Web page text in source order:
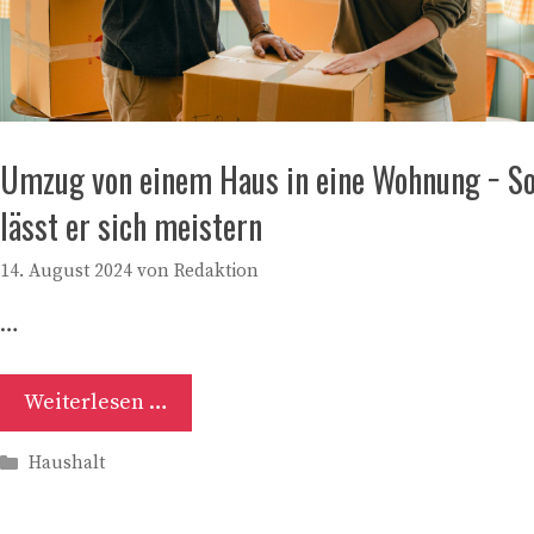
Umzug von einem Haus in eine Wohnung − So
lässt er sich meistern
14. August 2024 von Redaktion
…
Weiterlesen …
Kategorien
Haushalt